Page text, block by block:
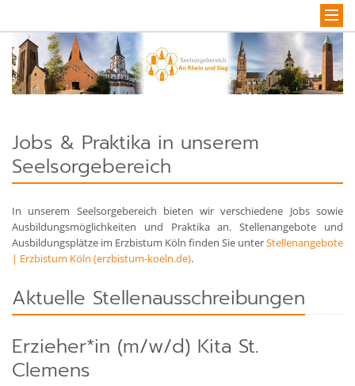
Jobs & Praktika in unserem
Seelsorgebereich
In unserem Seelsorgebereich bieten wir verschiedene Jobs sowie
Ausbildungsmöglichkeiten und Praktika an. Stellenangebote und
Ausbildungsplätze im Erzbistum Köln finden Sie unterStellenangebote
| Erzbistum Köln (erzbistum-koeln.de).
Aktuelle Stellenausschreibungen
Erzieher*in (m/w/d) Kita St.
Clemens